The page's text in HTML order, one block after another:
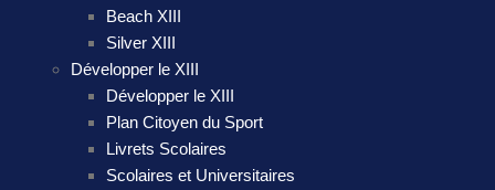
Beach XIII
Silver XIII
Développer le XIII
Développer le XIII
Plan Citoyen du Sport
Livrets Scolaires
Scolaires et Universitaires